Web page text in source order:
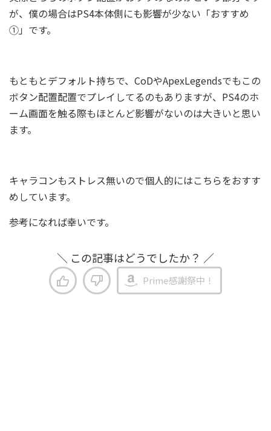
が、僕の場合はPS4本体側にも影響が少ない「おすすめ
①」です。
もともとデフォルト持ちで、CoDやApexLegendsでもこの
ボタン配置配置でプレイしてるのもありますが、PS4のホ
ーム画面を触る際もほとんど影響がないのは大きいと思い
ます。
キャラコンもストレス無いので個人的にはこちらをおすす
めしています。
参考になれば幸いです。
＼ この記事はどうでしたか？ ／
Prime感謝祭中！